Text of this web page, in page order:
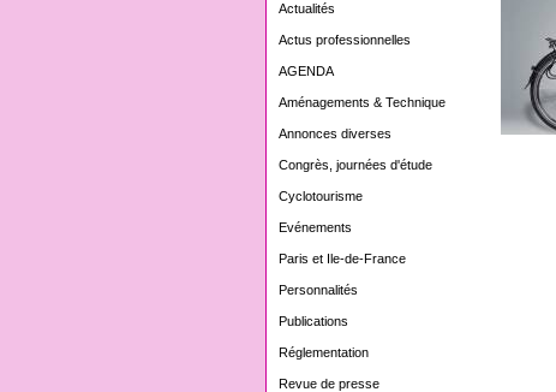
Actualités
Actus professionnelles
AGENDA
Aménagements & Technique
Annonces diverses
Congrès, journées d'étude
Cyclotourisme
Evénements
Paris et Ile-de-France
Personnalités
Publications
Réglementation
Revue de presse